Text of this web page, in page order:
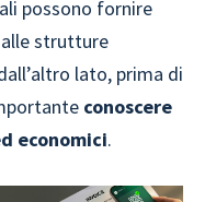
possono fornire
strutture
lato, prima di
conoscere
economici.